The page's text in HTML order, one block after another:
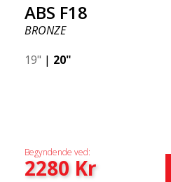
ABS F18
BRONZE
19" | 20"
Begyndende ved:
2280Kr